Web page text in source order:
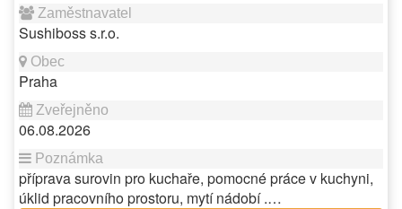
Sushiboss s.r.o.
Praha
06.08.2026
příprava surovin pro kuchaře, pomocné práce v kuchyni,
úklid pracovního prostoru, mytí nádobí .…